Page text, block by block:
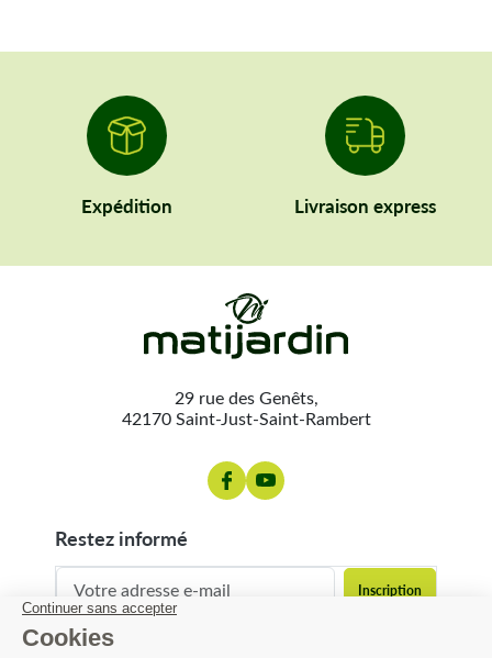
Expédition Livraison express
29 rue des Genêts,
42170 Saint-Just-Saint-Rambert
restez informé